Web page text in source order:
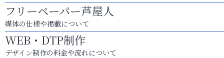
フリーペーパー芦屋人
媒体の仕様や掲載について
WEB・DTP制作
デザイン制作の料金や流れについて